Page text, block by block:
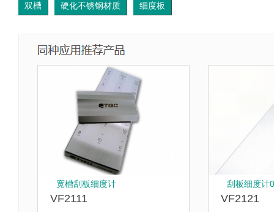
双槽 硬化不锈钢材质 细度板
宽槽刮板细度计
VF2111
刮板细度计
VF2121